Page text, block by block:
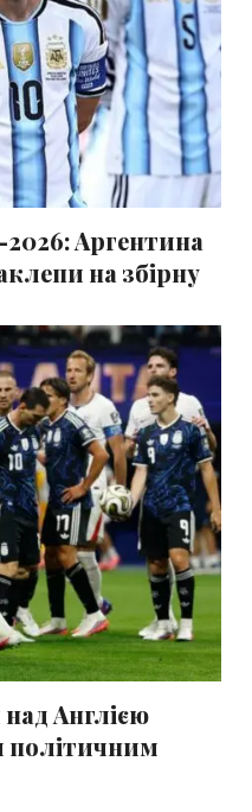
Аргентина
на збірну
Англією
політичним